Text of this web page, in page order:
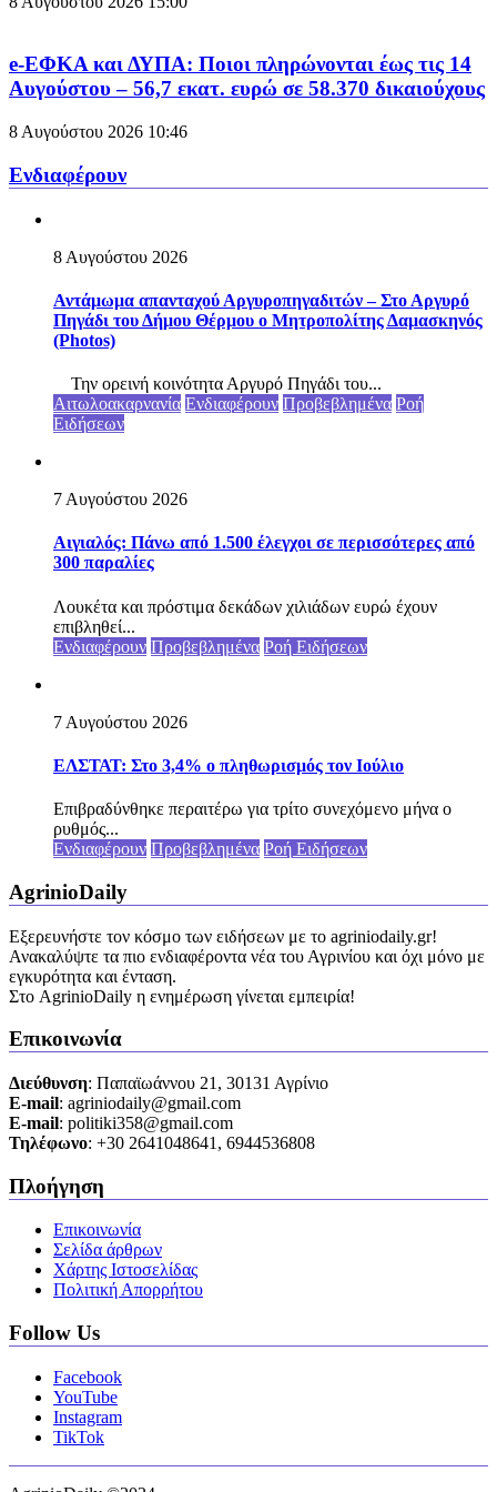
e-ΕΦΚΑ και ΔΥΠΑ: Ποιοι πληρώνονται έως τις 14
Αυγούστου – 56,7 εκατ. ευρώ σε 58.370 δικαιούχους
8 Αυγούστου 2026 10:46
Ενδιαφέρουν
8 Αυγούστου 2026
Αντάμωμα απανταχού Αργυροπηγαδιτών – Στο Αργυρό
Πηγάδι του Δήμου Θέρμου ο Μητροπολίτης Δαμασκηνός
(Photos)
Την ορεινή κοινότητα Αργυρό Πηγάδι του...
Αιτωλοακαρνανία Ενδιαφέρουν Προβεβλημένα Ροή
Ειδήσεων
7 Αυγούστου 2026
Αιγιαλός: Πάνω από 1.500 έλεγχοι σε περισσότερες από
300 παραλίες
Λουκέτα και πρόστιμα δεκάδων χιλιάδων ευρώ έχουν
επιβληθεί...
Ενδιαφέρουν Προβεβλημένα Ροή Ειδήσεων
7 Αυγούστου 2026
ΕΛΣΤΑΤ: Στο 3,4% ο πληθωρισμός τον Ιούλιο
Επιβραδύνθηκε περαιτέρω για τρίτο συνεχόμενο μήνα ο
ρυθμός...
Ενδιαφέρουν Προβεβλημένα Ροή Ειδήσεων
AgrinioDaily
Εξερευνήστε τον κόσμο των ειδήσεων με το agriniodaily.gr!
Ανακαλύψτε τα πιο ενδιαφέροντα νέα του Αγρινίου και όχι μόνο με
εγκυρότητα και ένταση.
Στο AgrinioDaily η ενημέρωση γίνεται εμπειρία!
Επικοινωνία
Διεύθυνση: Παπαϊωάννου 21, 30131 Αγρίνιο
Ε-mail: agriniodaily@gmail.com
Ε-mail: politiki358@gmail.com
Τηλέφωνο: +30 2641048641, 6944536808
Πλοήγηση
Επικοινωνία
Σελίδα άρθρων
Χάρτης Ιστοσελίδας
Πολιτική Απορρήτου
Follow Us
Facebook
YouTube
Instagram
TikTok